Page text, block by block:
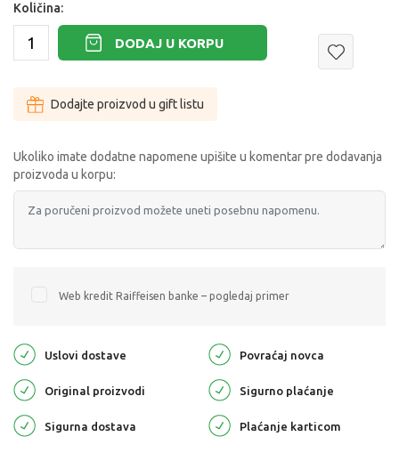
Količina:
DODAJ U KORPU
Dodajte proizvod u gift listu
Ukoliko imate dodatne napomene upišite u komentar pre dodavanja
proizvoda u korpu:
Web kredit Raiffeisen banke – pogledaj primer
Uslovi dostave Povraćaj novca
Original proizvodi Sigurno plaćanje
Sigurna dostava Plaćanje karticom